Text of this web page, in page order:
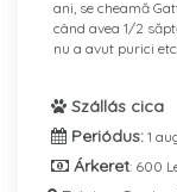
ani, se cheamă
când avea 1/2
nu a avut purici
Szállás cica
Periódus: 1
Árkeret: 600